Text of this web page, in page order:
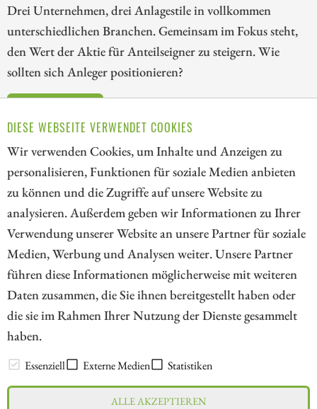
DIESE WEBSEITE VERWENDET COOKIES
Wir verwenden Cookies, um Inhalte und Anzeigen zu
personalisieren, Funktionen für soziale Medien anbieten
zu können und die Zugriffe auf unsere Website zu
analysieren. Außerdem geben wir Informationen zu Ihrer
Verwendung unserer Website an unsere Partner für soziale
Medien, Werbung und Analysen weiter. Unsere Partner
führen diese Informationen möglicherweise mit weiteren
Daten zusammen, die Sie ihnen bereitgestellt haben oder
die sie im Rahmen Ihrer Nutzung der Dienste gesammelt
haben.
Essenziell Externe Medien Statistiken
ALLE AKZEPTIEREN
Drei Unternehmen, drei Anlagestile in vollkommen
unterschiedlichen Branchen. Gemeinsam im Fokus steht,
den Wert der Aktie für Anteilseigner zu steigern. Wie
sollten sich Anleger positionieren?
1
// kapitalerhoehungen.de - © 2026 - Die Informationsplattform für
Investoren und Unternehmen rund um Kapitalerhöhung, Kapitalmarkt
und Unternehmensfinanzierung
LEXIKON